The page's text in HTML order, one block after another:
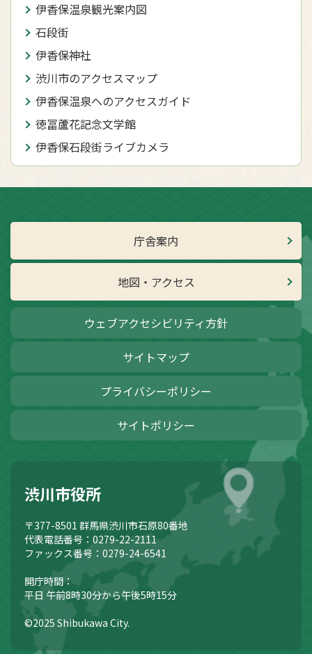
伊香保温泉観光案内図
石段街
伊香保神社
渋川市のアクセスマップ
伊香保温泉へのアクセスガイド
徳冨蘆花記念文学館
伊香保石段街ライブカメラ
庁舎案内
地図・アクセス
ウェブアクセシビリティ方針
サイトマップ
プライバシーポリシー
サイトポリシー
渋川市役所
〒377-8501 群馬県渋川市石原80番地
代表電話番号：0279-22-2111
ファックス番号：0279-24-6541
開庁時間：
平日 午前8時30分から午後5時15分
©2025 Shibukawa City.